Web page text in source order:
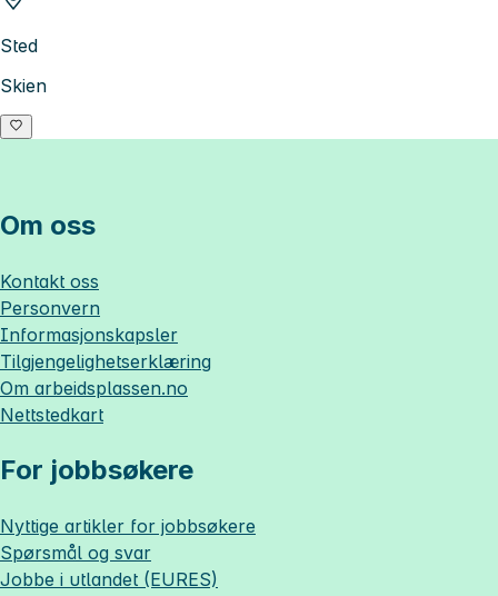
Sted
Skien
Om oss
Kontakt oss
Personvern
Informasjonskapsler
Tilgjengelighetserklæring
Om arbeidsplassen.no
Nettstedkart
For jobbsøkere
Nyttige artikler for jobbsøkere
Spørsmål og svar
Jobbe i utlandet (EURES)